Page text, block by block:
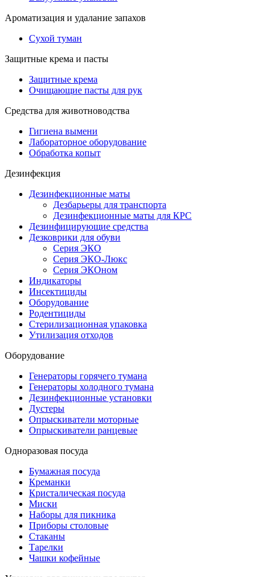
Ароматизация и удалание запахов
Сухой туман
Защитные крема и пасты
Защитные крема
Очищающие пасты для рук
Средства для животноводства
Гигиена вымени
Лабораторное оборудование
Обработка копыт
Дезинфекция
Дезинфекционные маты
Дезбарьеры для транспорта
Дезинфекционные маты для КРС
Дезинфицирующие средства
Дезковрики для обуви
Серия ЭКО
Серия ЭКО-Люкс
Серия ЭКОном
Индикаторы
Инсектициды
Оборудование
Родентициды
Стерилизационная упаковка
Утилизация отходов
Оборудование
Генераторы горячего тумана
Генераторы холодного тумана
Дезинфекционные установки
Дустеры
Опрыскиватели моторные
Опрыскиватели ранцевые
Одноразовая посуда
Бумажная посуда
Креманки
Кристалическая посуда
Миски
Наборы для пикника
Приборы столовые
Стаканы
Тарелки
Чашки кофейные